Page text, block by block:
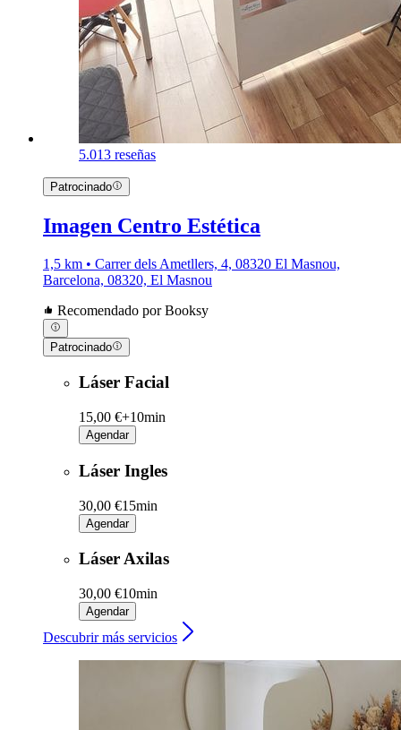
5.013 reseñas
Patrocinado
Imagen Centro Estética
1,5 km • Carrer dels Ametllers, 4, 08320 El Masnou,
Barcelona, 08320, El Masnou
Recomendado por Booksy
Patrocinado
Láser Facial
15,00 €+10min
Agendar
Láser Ingles
30,00 €15min
Agendar
Láser Axilas
30,00 €10min
Agendar
Descubrir más servicios